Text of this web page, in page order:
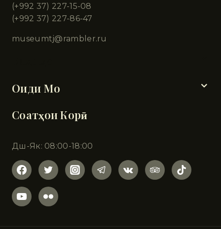
(+992 37) 227-15-08
(+992 37) 227-86-47
museumtj@rambler.ru
Оиди Мо
Соатҳои Корӣ
Дш-Як: 08:00-18:00